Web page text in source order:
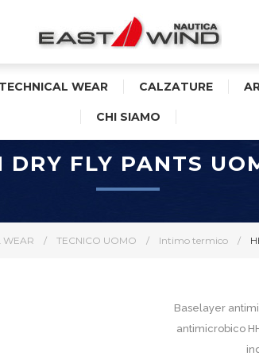
TECHNICAL WEAR CALZATURE
CHI SIAMO
WEAR / TECNICO UOMO / Intimo termico /
DRY FLY PANTS
Baselayer
antimicrobico